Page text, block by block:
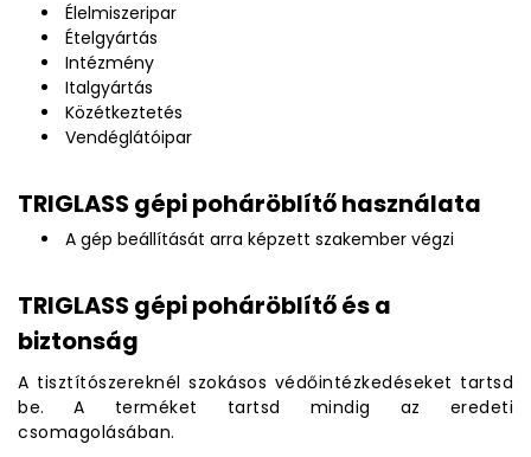
Élelmiszeripar
Ételgyártás
Intézmény
Italgyártás
Közétkeztetés
Vendéglátóipar
TRIGLASS gépi poháröblítő használata
A gép beállítását arra képzett szakember végzi
TRIGLASS gépi poháröblítő és a
biztonság
A tisztítószereknél szokásos védőintézkedéseket tartsd
be. A terméket tartsd mindig az eredeti
csomagolásában.